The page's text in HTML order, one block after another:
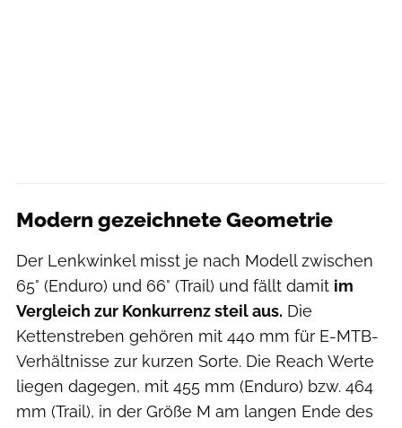
Modern gezeichnete Geometrie
Der Lenkwinkel misst je nach Modell zwischen
65° (Enduro) und 66° (Trail) und fällt damit im
Vergleich zur Konkurrenz steil aus. Die
Kettenstreben gehören mit 440 mm für E-MTB-
Verhältnisse zur kurzen Sorte. Die Reach Werte
liegen dagegen, mit 455 mm (Enduro) bzw. 464
mm (Trail), in der Größe M am langen Ende des